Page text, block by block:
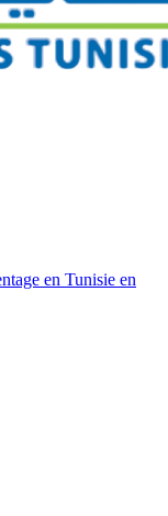
en Tunisie en